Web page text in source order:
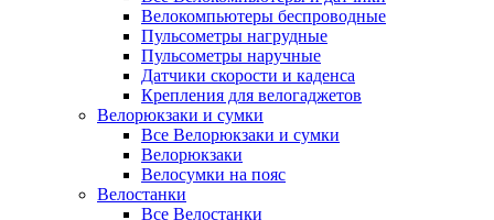
Велокомпьютеры беспроводные
Пульсометры нагрудные
Пульсометры наручные
Датчики скорости и каденса
Крепления для велогаджетов
Велорюкзаки и сумки
Все Велорюкзаки и сумки
Велорюкзаки
Велосумки на пояс
Велостанки
Все Велостанки